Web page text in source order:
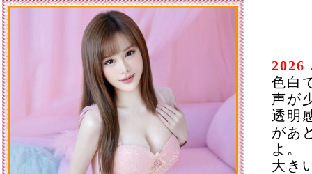
2026
色白
声が
透明
があ
よ。
大き